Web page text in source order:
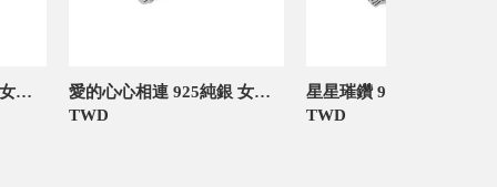
閃爍唯一戒指 925純銀 女款戒指
愛的心心相連 925純銀 女款戒指
TWD
TWD